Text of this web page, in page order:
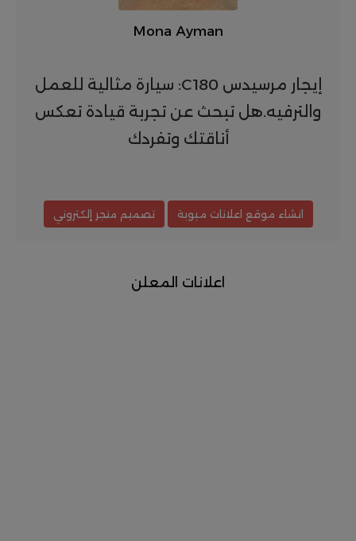
Mona Ayman
إيجار مرسيدس C180: سيارة مثالية للعمل
والترفيه.هل تبحث عن تجربة قيادة تعكس
أناقتك وتفردك
انشاء موقع اعلانات مبوبة تصميم متجر إلكتروني
اعلانات المعلن